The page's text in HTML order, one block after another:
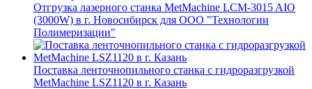
Отгрузка лазерного станка MetMachine LCM-3015 AIO
(3000W) в г. Новосибирск для ООО "Технологии
Полимеризации"
Поставка ленточнопильного станка c гидроразгрузкой
MetMachine LSZ1120 в г. Казань